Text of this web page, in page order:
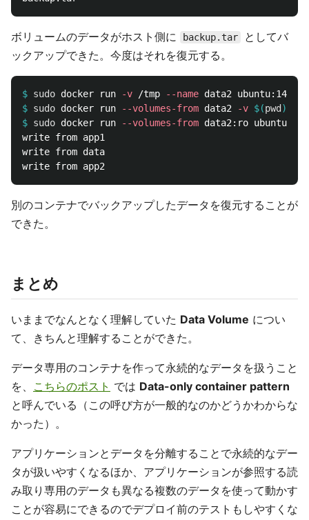
ボリュームのデータがホスト側に backup.tar
としてバ
ックアップできた。今度はそれを復元する。
$ sudo docker run -v /tmp
--name
$ sudo docker run --volumes-from data2 -v $(pwd )
$ sudo docker run --volumes-from data2:ro
write from app1
write from data
別のコンテナでバックアップしたデータを復元することが
できた。
まとめ
いままでなんとなく理解していた Data Volume につい
て、きちんと理解することができた。
データ専用のコンテナを作って永続的なデータを扱うこと
を、 こちらのポスト では Data-only container pattern
と呼んでいる（この呼び方が一般的なのかどうかわからな
かった）。
アプリケーションとデータを分離することで永続的なデー
タが扱いやすくなるほか、アプリケーションが参照する読
み取り専用のデータも異なる複数のデータを使って動かす
ことが容易にできるのでデプロイ前のテストもしやすくな